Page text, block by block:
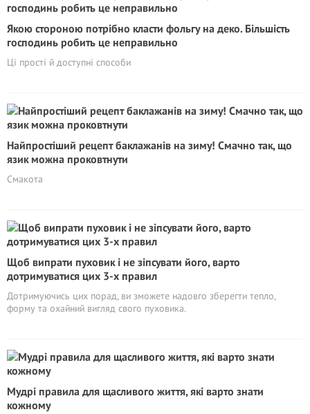
Якою стороною потрібно класти фольгу на деко. Більшість
господинь робить це неправильно
Ці прості й доступні способи
Найпростіший рецепт баклажанів на зиму! Смачно так, що
язик можна проковтнути
Смакота
Щоб випрати пуховик і не зіпсувати його, варто
дотримуватися цих 3-х правил
Дотримуючись цих порад, ви зможете надовго зберегти тепло,
форму та охайний вигляд свого пуховика.
Мудрі правила для щасливого життя, які варто знати
кожному